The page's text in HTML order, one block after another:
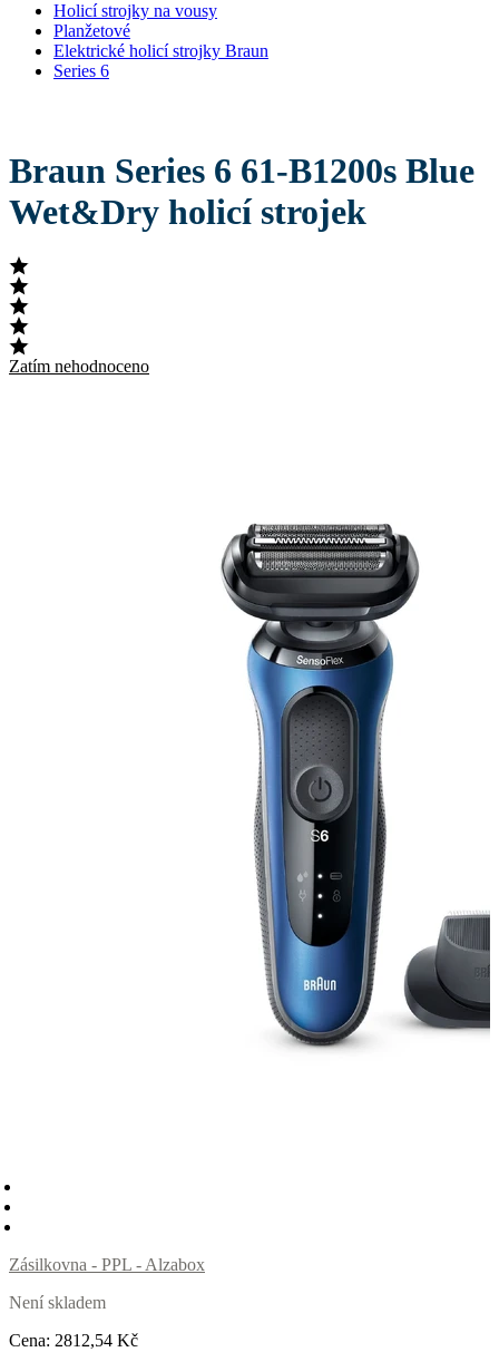
Holicí strojky na vousy
Planžetové
Elektrické holicí strojky Braun
Series 6
Braun Series 6 61-B1200s Blue
Wet&Dry holicí strojek
Zatím nehodnoceno
Zásilkovna - PPL - Alzabox
Není skladem
Cena: 2812,54 Kč